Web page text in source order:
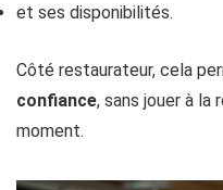
et ses disponibilités.
Côté restaurateur, cela
confiance, sans jouer à la
moment.